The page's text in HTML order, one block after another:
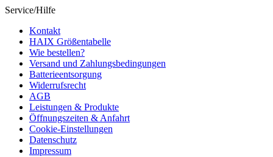
Service/Hilfe
Kontakt
HAIX Größentabelle
Wie bestellen?
Versand und Zahlungsbedingungen
Batterieentsorgung
Widerrufsrecht
AGB
Leistungen & Produkte
Öffnungszeiten & Anfahrt
Cookie-Einstellungen
Datenschutz
Impressum